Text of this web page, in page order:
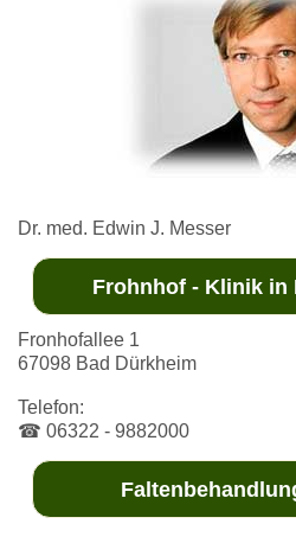
Dr. med. Edwin J. Messer
Frohnhof - Klinik in
Fronhofallee 1
67098 Bad Dürkheim
Telefon:
☎ 06322 - 9882000